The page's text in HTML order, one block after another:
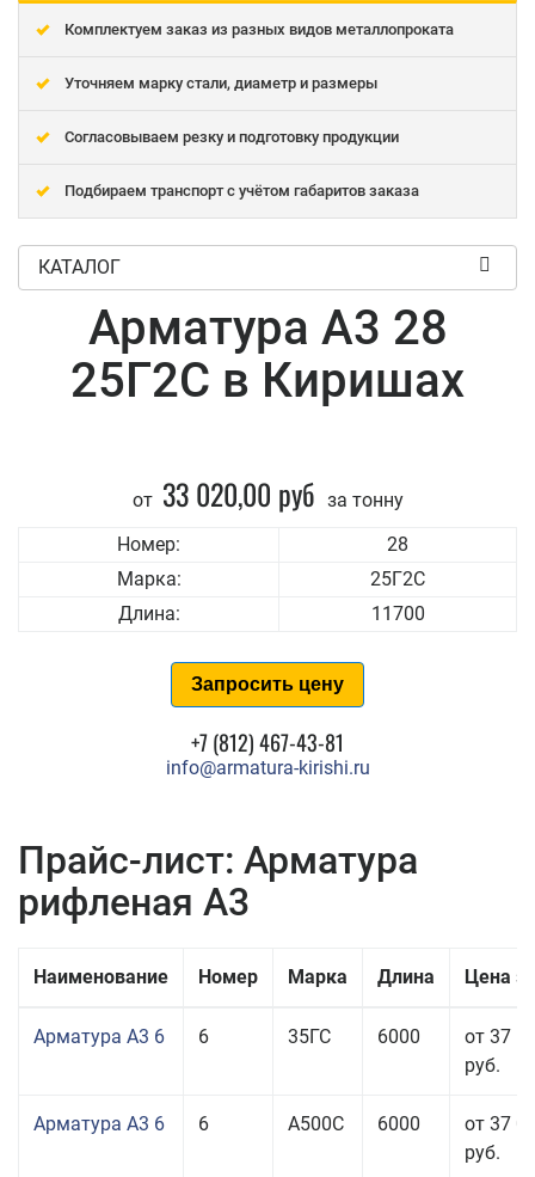
Комплектуем заказ из разных видов металлопроката
Уточняем марку стали, диаметр и размеры
Согласовываем резку и подготовку продукции
Подбираем транспорт с учётом габаритов заказа
КАТАЛОГ
Арматура А3 28
25Г2С в Киришах
от 33 020,00 руб за тонну
Номер:
28
Марка:
25Г2С
Длина:
11700
Запросить цену
+7 (812) 467-43-81
info@armatura-kirishi.ru
Прайс-лист: Арматура
рифленая А3
Наименование Номер Марка Длина Цена за
Арматура А3 6 6 35ГС 6000
от 37
руб.
Арматура А3 6 6 А500С 6000
от 37
руб.